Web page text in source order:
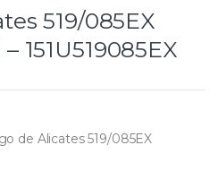
519/085EX
151U519085EX
de Alicates 519/085EX